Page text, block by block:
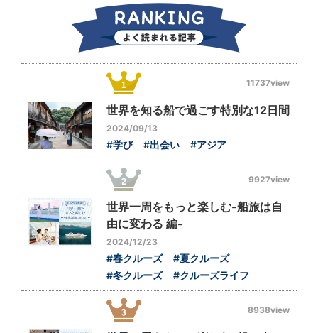
11737view
世界を知る船で過ごす特別な12日間
2024/09/13
#学び #出会い #アジア
9927view
世界一周をもっと楽しむ-船旅は自
由に変わる 編-
2024/12/23
#春クルーズ
#夏クルーズ
#冬クルーズ
#クルーズライフ
8938view